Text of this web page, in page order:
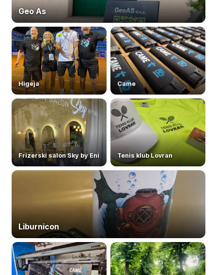
Geo As
Higeja Came
Frizerski salon Sky by Eni Tenis klub Lovran
Liburnicon